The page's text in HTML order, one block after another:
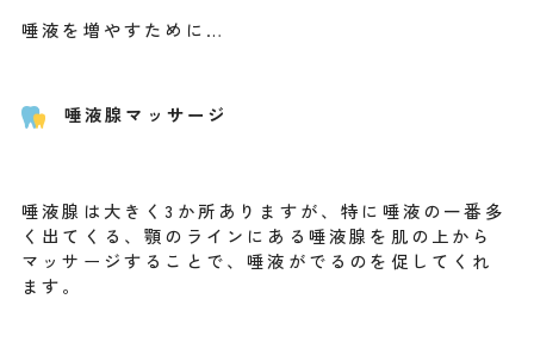
唾液を増やすために…
唾液腺マッサージ
唾液腺は大きく3か所ありますが、特に唾液の一番多
く出てくる、顎のラインにある唾液腺を肌の上から
マッサージすることで、唾液がでるのを促してくれ
ます。